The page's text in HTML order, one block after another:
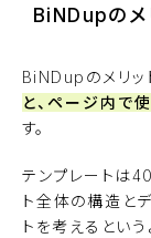
BiNDupのメ
BiNDupのメリッ
と、ページ内で
す。
テンプレートは
ト全体の構造と
トを考えるとい